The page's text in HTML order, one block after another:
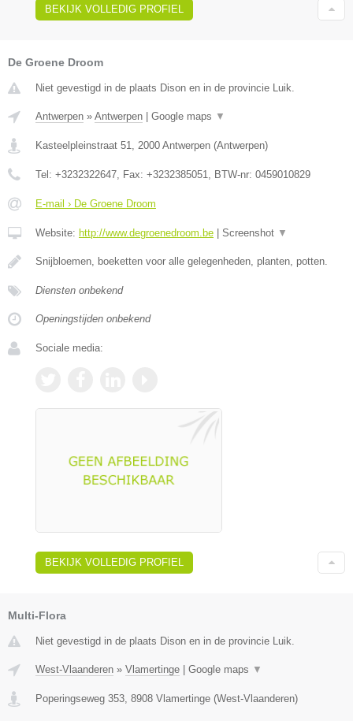
BEKIJK VOLLEDIG PROFIEL
De Groene Droom
Niet gevestigd in de plaats Dison en in de provincie Luik.
Antwerpen » Antwerpen | Google maps ▼
Kasteelpleinstraat 51 2000 Antwerpen (Antwerpen)
Tel: +3232322647 , Fax: +3232385051 , BTW-nr: 0459010829
E-mail › De Groene Droom
Website: http://www.degroenedroom.be | Screenshot ▼
Snijbloemen, boeketten voor alle gelegenheden, planten, potten.
Diensten onbekend
Openingstijden onbekend
Sociale media:
BEKIJK VOLLEDIG PROFIEL
Multi-Flora
Niet gevestigd in de plaats Dison en in de provincie Luik.
West-Vlaanderen » Vlamertinge Google maps ▼
Poperingseweg 353, 8908 Vlamertinge (West-Vlaanderen)